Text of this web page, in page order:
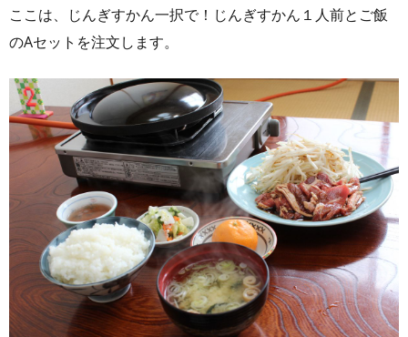
ここは、じんぎすかん一択で！じんぎすかん１人前とご飯
のAセットを注文します。